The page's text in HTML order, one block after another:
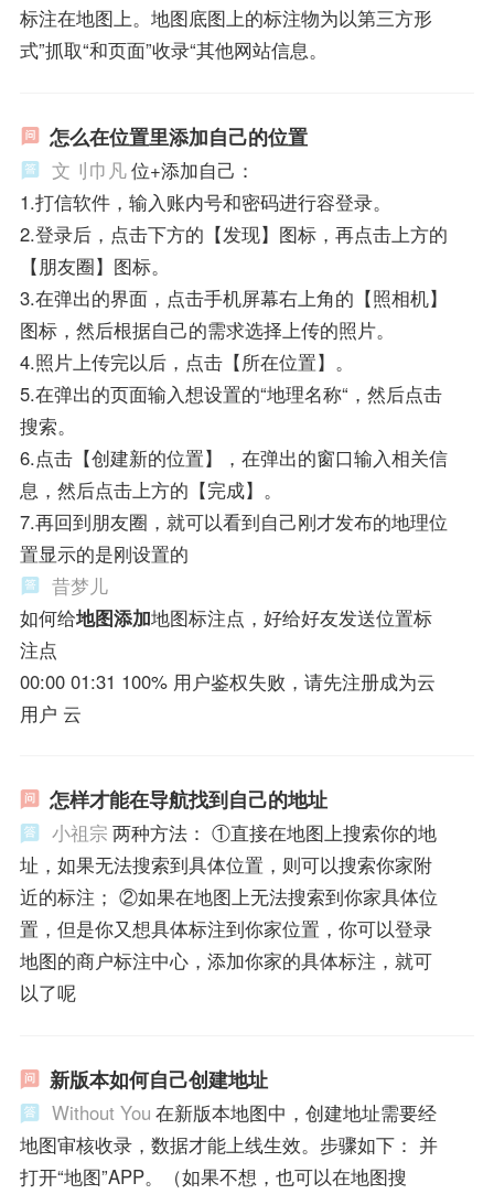
标注在地图上。地图底图上的标注物为以第三方形
式”抓取“和页面”收录“其他网站信息。
怎么在位置里添加自己的位置
文刂巾凡位+添加自己：
1.打信软件，输入账内号和密码进行容登录。
2.登录后，点击下方的【发现】图标，再点击上方的
【朋友圈】图标。
3.在弹出的界面，点击手机屏幕右上角的【照相机】
图标，然后根据自己的需求选择上传的照片。
4.照片上传完以后，点击【所在位置】。
5.在弹出的页面输入想设置的“地理名称“，然后点击
搜索。
6.点击【创建新的位置】，在弹出的窗口输入相关信
息，然后点击上方的【完成】。
7.再回到朋友圈，就可以看到自己刚才发布的地理位
置显示的是刚设置的
昔梦儿
如何给地图添加地图标注点，好给好友发送位置标
注点
00:00 01:31 100% 用户鉴权失败，请先注册成为云
用户 云
怎样才能在导航找到自己的地址
小祖宗 两种方法： ①直接在地图上搜索你的地
址，如果无法搜索到具体位置，则可以搜索你家附
近的标注； ②如果在地图上无法搜索到你家具体位
置，但是你又想具体标注到你家位置，你可以登录
地图的商户标注中心，添加你家的具体标注，就可
以了呢
新版本如何自己创建地址
Without You 在新版本地图中，创建地址需要经
地图审核收录，数据才能上线生效。步骤如下： 并
打开“地图”APP。（如果不想，也可以在地图搜